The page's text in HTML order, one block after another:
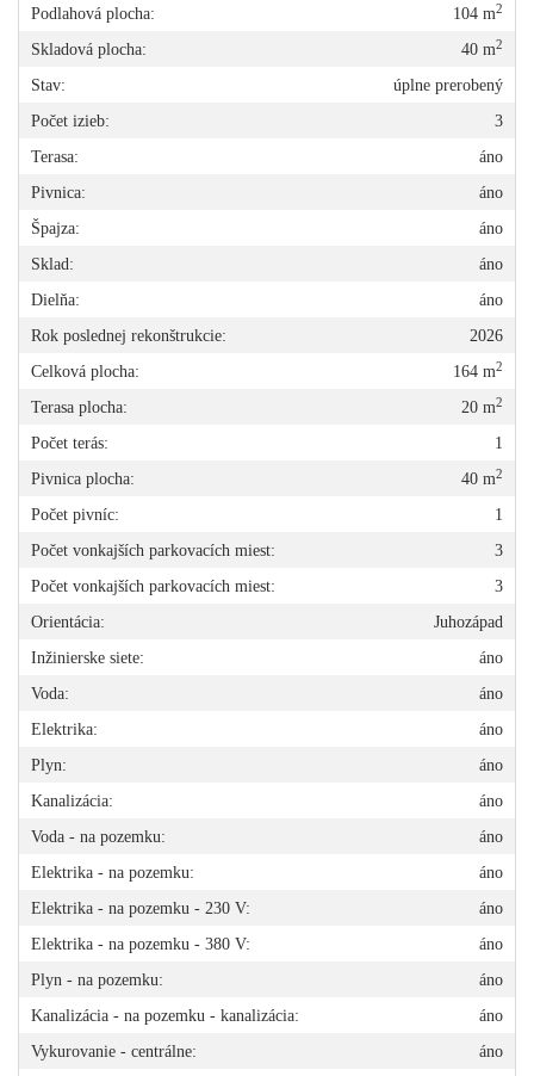
Podlahová plocha: 104 m2
Skladová plocha: 40 m2
Stav:
úplne prerobený
Počet izieb:
3
Terasa:
áno
Pivnica:
áno
Špajza:
áno
Sklad:
áno
Dielňa:
áno
Rok poslednej rekonštrukcie:
2026
Celková plocha:
164 m2
Terasa plocha: 20 m2
Počet terás:
1
Pivnica plocha:
40 m2
Počet pivníc:
1
Počet vonkajších parkovacích miest:
3
Počet vonkajších parkovacích miest:
3
Orientácia:
Juhozápad
Inžinierske siete:
áno
Voda:
áno
Elektrika:
áno
Plyn:
áno
Kanalizácia:
áno
Voda - na pozemku:
áno
Elektrika - na pozemku:
áno
Elektrika - na pozemku - 230 V:
áno
Elektrika - na pozemku - 380 V:
áno
Plyn - na pozemku:
áno
Kanalizácia - na pozemku - kanalizácia:
áno
Vykurovanie - centrálne:
áno